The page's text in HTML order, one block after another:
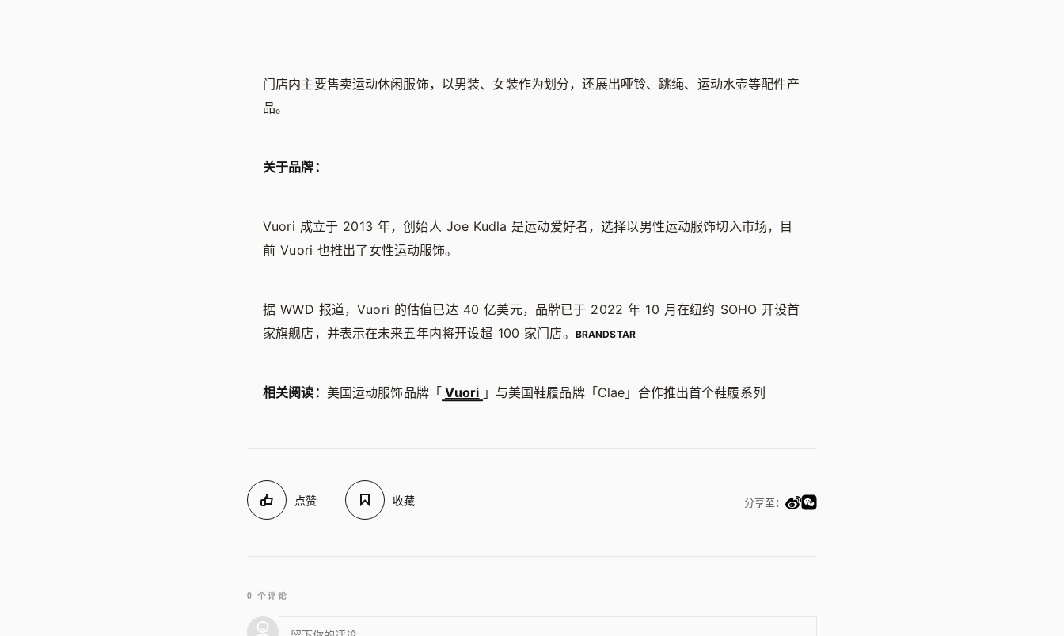
门店内主要售卖运动休闲服饰，以男装、女装作为划分，还展出哑铃、跳绳、运动水壶等配件产
品。
关于品牌：
Vuori 成立于 2013 年，创始人 Joe Kudla 是运动爱好者，选择以男性运动服饰切入市场，目
前 Vuori 也推出了女性运动服饰。
据 WWD 报道，Vuori 的估值已达 40 亿美元，品牌已于 2022 年 10 月在纽约 SOHO 开设首
家旗舰店，并表示在未来五年内将开设超 100 家门店。
BRANDSTAR
相关阅读： 美国运动服饰品牌「 Vuori 」与美国鞋履品牌「Clae」合作推出首个鞋履系列
点赞 收藏 分享至：
0 个评论